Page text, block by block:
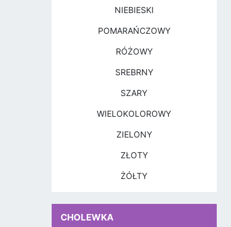
NIEBIESKI
POMARAŃCZOWY
RÓŻOWY
SREBRNY
SZARY
WIELOKOLOROWY
ZIELONY
ZŁOTY
ŻÓŁTY
CHOLEWKA